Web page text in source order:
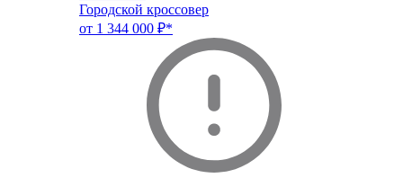
Городской кроссовер
от 1 344 000 ₽*